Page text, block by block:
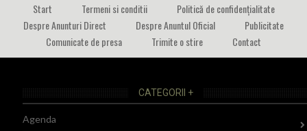
Start Termeni si conditii
Politică de confidențialitate
Despre Anunturi Direct
Despre Anuntul Oficial
Publicitate
Comunicate de presa
Trimite o stire Contact
CATEGORII +
Agenda